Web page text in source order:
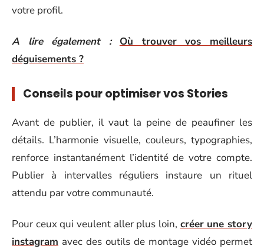
votre profil.
A lire également :
Où trouver vos meilleurs
déguisements ?
Conseils pour optimiser vos Stories
Avant de publier, il vaut la peine de peaufiner les
détails. L’harmonie visuelle, couleurs, typographies,
renforce instantanément l’identité de votre compte.
Publier à intervalles réguliers instaure un rituel
attendu par votre communauté.
Pour ceux qui veulent aller plus loin, créer une story
instagram avec des outils de montage vidéo permet